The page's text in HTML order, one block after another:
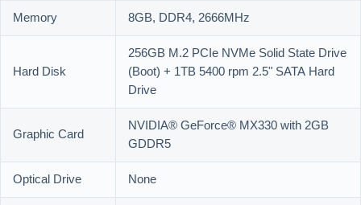
Memory
8GB, DDR4, 2666MHz
Hard Disk
256GB M.2 PCIe NVMe Solid State Drive
(Boot) + 1TB 5400 rpm 2.5" SATA Hard
Drive
Graphic Card
NVIDIA® GeForce® MX330 with 2GB
GDDR5
Optical Drive
None